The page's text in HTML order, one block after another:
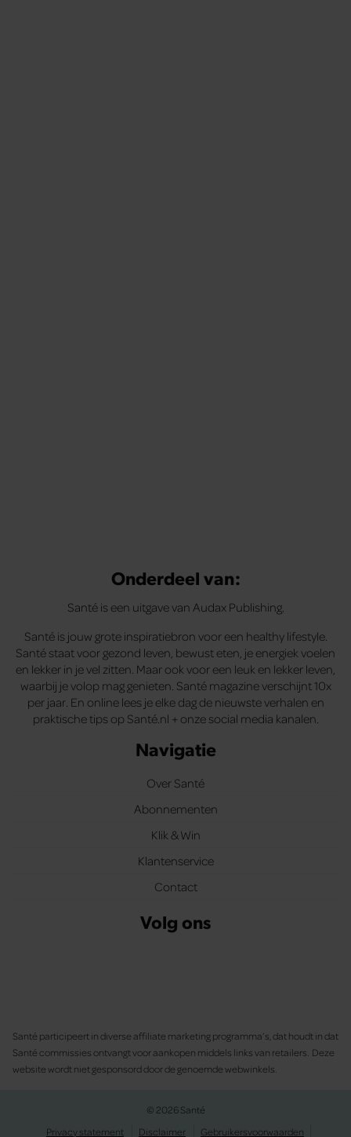
Onderdeel van:
Santé is een uitgave van Audax Publishing.
Santé is jouw grote inspiratiebron voor een healthy lifestyle.
Santé staat voor gezond leven, bewust eten, je energiek voelen
en lekker in je vel zitten. Maar ook voor een leuk en lekker leven,
waarbij je volop mag genieten. Santé magazine verschijnt 10x
per jaar. En online lees je elke dag de nieuwste verhalen en
praktische tips op Santé.nl + onze social media kanalen.
Navigatie
Over Santé
Abonnementen
Klik & Win
Klantenservice
Contact
Volg ons
Santé participeert in diverse affiliate marketing programma’s, dat houdt in dat
Santé commissies ontvangt voor aankopen middels links van retailers. Deze
website wordt niet gesponsord door de genoemde webwinkels.
© 2026 Santé
Privacy statement
Disclaimer Gebruikersvoorwaarden